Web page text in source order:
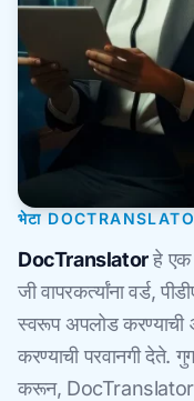
भेटा
DocTranslatorहे एक
जी वापरकर्त्यांना वर्ड,
स्वरूप अपलोड करण्याची
करण्याची परवानगी देते.
करून, DocTranslator